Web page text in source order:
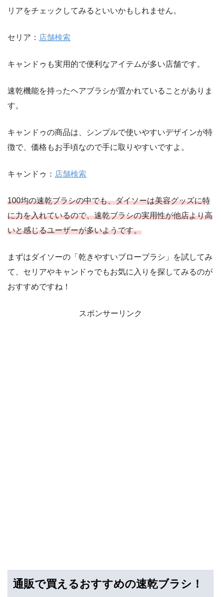
リアをチェックしてみるといいかもしれません。
セリア： 店舗検索
キャンドゥも実用的で便利なアイテムが多い店舗です。
速乾機能を持ったヘアブラシが置かれていることがありま
す。
キャンドゥの商品は、シンプルで使いやすいデザインが特
徴で、価格もお手頃なので手に取りやすいですよ。
キャンドゥ： 店舗検索
100均の速乾ブラシの中でも、ダイソーは美容グッズに特
に力を入れているので、速乾ブラシの実用性が他店より高
いと感じるユーザーが多いようです。
まずはダイソーの「乾きやすいブローブラシ」を試してみ
て、セリアやキャンドゥでもお気に入りを探してみるのが
おすすめですね！
スポンサーリンク
通販で買えるおすすめの速乾ブラシ！